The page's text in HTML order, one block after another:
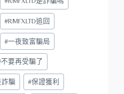
#RMFXLTD追回
#一夜致富騙局
不要再受騙了
騙 #保證獲利